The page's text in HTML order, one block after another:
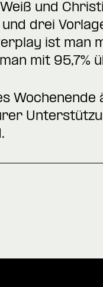
und
drei
ist man
mit 95,7%